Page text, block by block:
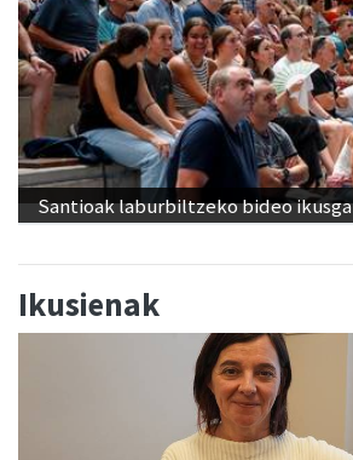
Santioak laburbiltzeko bideo
Ikusienak